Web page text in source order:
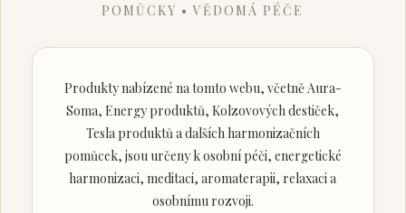
POMŮCKY • VĚDOMÁ PÉČE
Produkty nabízené na tomto webu, včetně Aura-
Soma, Energy produktů, Kolzovových destiček,
Tesla produktů a dalších harmonizačních
pomůcek, jsou určeny k osobní péči, energetické
harmonizaci, meditaci, aromaterapii, relaxaci a
osobnímu rozvoji.